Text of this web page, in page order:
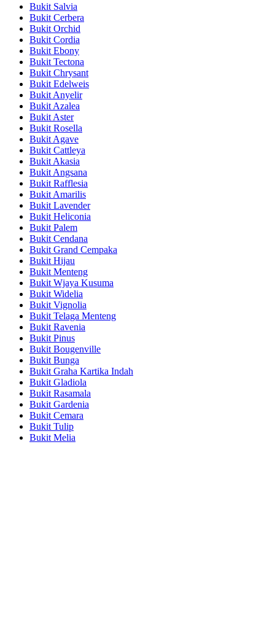
Bukit Salvia
Bukit Cerbera
Bukit Orchid
Bukit Cordia
Bukit Ebony
Bukit Tectona
Bukit Chrysant
Bukit Edelweis
Bukit Anyelir
Bukit Azalea
Bukit Aster
Bukit Rosella
Bukit Agave
Bukit Cattleya
Bukit Akasia
Bukit Angsana
Bukit Rafflesia
Bukit Amarilis
Bukit Lavender
Bukit Heliconia
Bukit Palem
Bukit Cendana
Bukit Grand Cempaka
Bukit Hijau
Bukit Menteng
Bukit Wjaya Kusuma
Bukit Widelia
Bukit Vignolia
Bukit Telaga Menteng
Bukit Ravenia
Bukit Pinus
Bukit Bougenville
Bukit Bunga
Bukit Graha Kartika Indah
Bukit Gladiola
Bukit Rasamala
Bukit Gardenia
Bukit Cemara
Bukit Tulip
Bukit Melia